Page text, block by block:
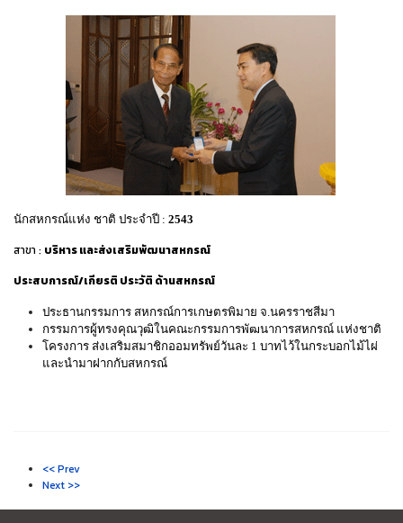
นักสหกรณ์แห่ง ชาติ ประจำปี : 2543
สาขา : บริหาร และส่งเสริมพัฒนาสหกรณ์
ประสบการณ์/เกียรติ ประวัติ ด้านสหกรณ์
ประธานกรรมการ สหกรณ์การเกษตรพิมาย จ.นครราชสีมา
กรรมการผู้ทรงคุณวุฒิในคณะกรรมการพัฒนาการสหกรณ์ แห่งชาติ
โครงการ ส่งเสริมสมาชิกออมทรัพย์วันละ 1 บาทไว้ในกระบอกไม้ไผ่
และนำมาฝากกับสหกรณ์
<< Prev
Next >>